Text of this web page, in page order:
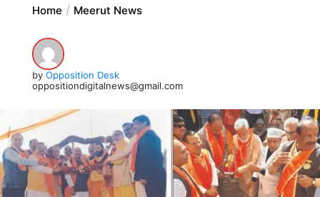
Home Meerut News
by Opposition Desk
oppositiondigitalnews@gmail.com